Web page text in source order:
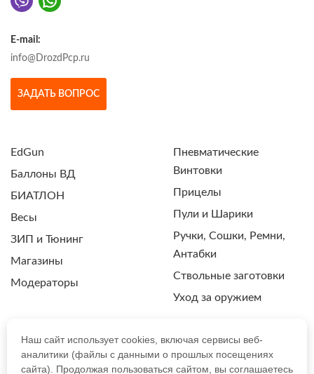
E-mail:
info@DrozdPcp.ru
ЗАДАТЬ ВОПРОС
EdGun
Баллоны ВД
БИАТЛОН
Весы
ЗИП и Тюнинг
Магазины
Модераторы
Пневматические
Винтовки
Прицелы
Пули и Шарики
Ручки, Сошки, Ремни,
Антабки
Ствольные заготовки
Уход за оружием
ПОЛИТИКА КОНФИДЕНЦИАЛЬНОСТИ
Наш сайт использует cookies, включая сервисы веб-
аналитики (файлы с данными о прошлых посещениях
сайта). Продолжая пользоваться сайтом, вы соглашаетесь